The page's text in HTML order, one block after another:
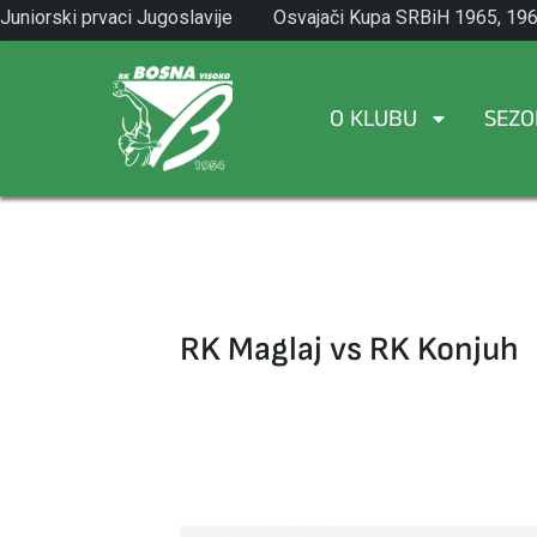
Skip
to
Juniorski prvaci Jugoslavije
1971.
Osvajači Kupa SRBiH 1965,
1982.
O KLUBU
RK Maglaj vs RK Konjuh